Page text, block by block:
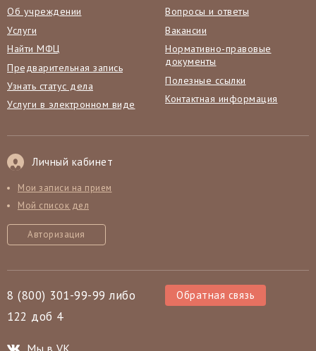
Об учреждении
Услуги
Найти МФЦ
Предварительная запись
Узнать статус дела
Услуги в электронном виде
Вопросы и ответы
Вакансии
Нормативно-правовые
документы
Полезные ссылки
Контактная информация
Личный кабинет
Мои записи на прием
Мой список дел
Авторизация
8 (800) 301-99-99 либо
122 доб 4
Обратная связь